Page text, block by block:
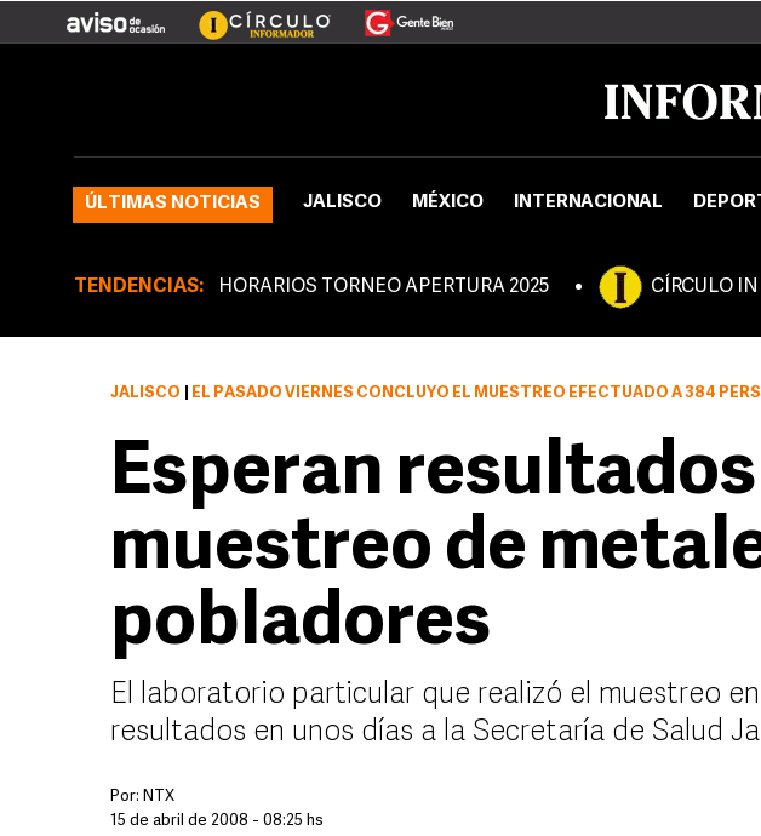
ÚLTIMAS NOTICIAS JALISCO MÉXICO INTERNACIONAL
TENDENCIAS: HORARIOS TORNEO APERTURA 2025 CÍRCULO
JALISCO EL PASADO VIERNES CONCLUYÓ EL MUESTREO EFECTUADO A 384
Esperan
muestreo de
pobladores
El laboratorio particular que realizó el muestreo
resultados en unos días a la Secretaría de Salud
Por: NTX
15 de abril de 2008 - 08:25 hs